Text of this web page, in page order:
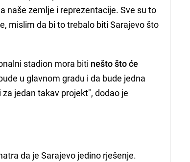
naše zemlje i reprezentacije. Sve su to
mislim da bi to trebalo biti Sarajevo što
stadion mora biti nešto što će
u glavnom gradu i da bude jedna
jedan takav projekt", dodao je
da je Sarajevo jedino rješenje.